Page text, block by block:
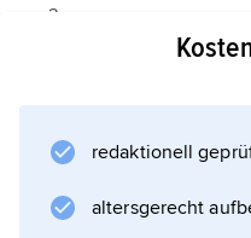
2
, (2016) 5,22 Mio.
redaktionell
altersgerecht